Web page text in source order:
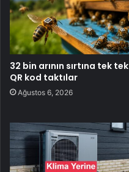
32 bin arının sırtına tek tek
QR kod taktılar
Ağustos 6, 2026